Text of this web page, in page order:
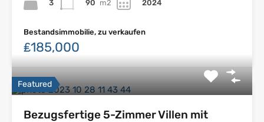
3
90 m2
2024
Bestandsimmobilie, zu verkaufen
₤185,000
Featured
Bezugsfertige 5-Zimmer Villen mit